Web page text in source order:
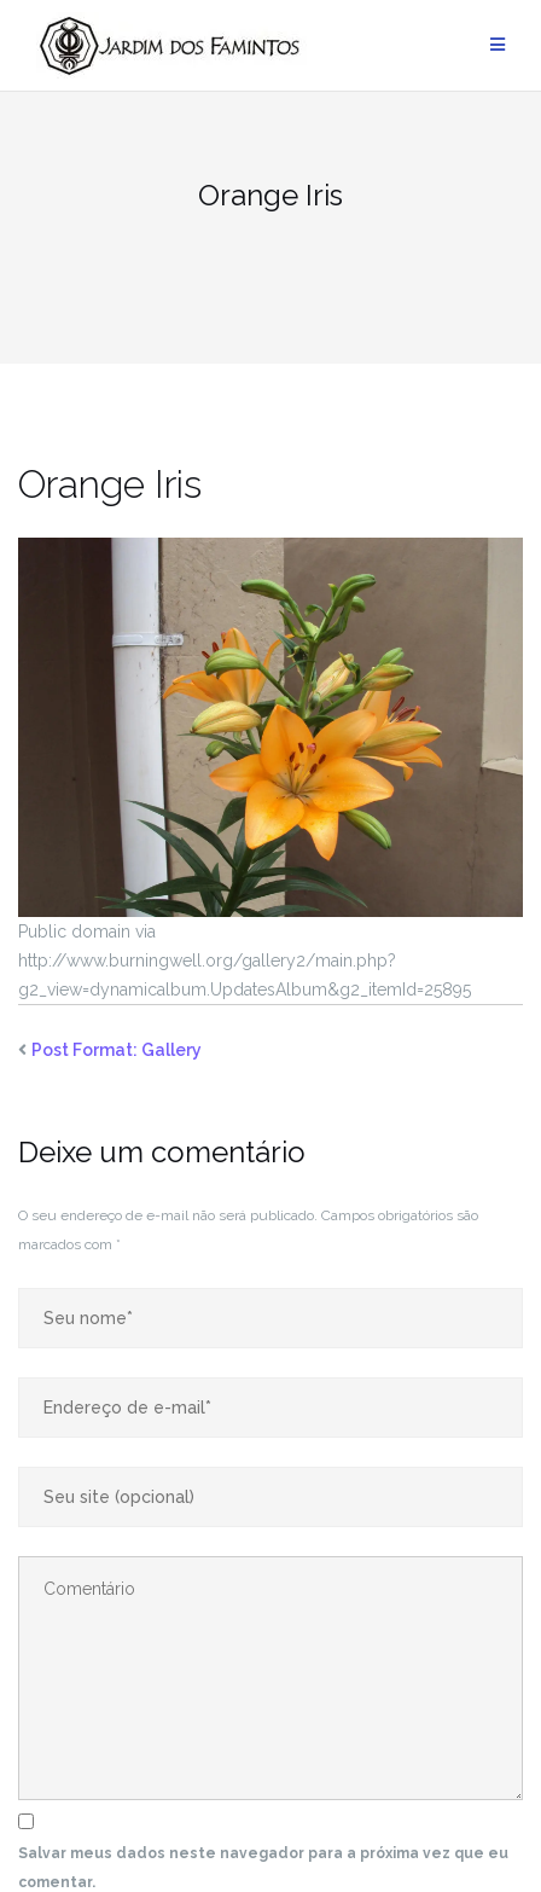
conteúdo
Orange Iris
Orange Iris
Public domain via
http://www.burningwell.org/gallery2/main.php?
g2_view=dynamicalbum.UpdatesAlbum&g2_itemId=25895
Post Format: Gallery
Deixe um comentário
O seu endereço de e-mail não será publicado. Campos obrigatórios são
marcados com *
Salvar meus dados neste navegador para a próxima vez que eu
comentar.